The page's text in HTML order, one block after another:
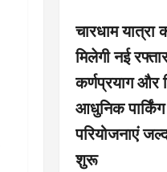
चारधाम यात्रा
मिलेगी नई
कर्णप्रयाग और
आधुनिक पार्किंग
परियोजनाएं
शुरू